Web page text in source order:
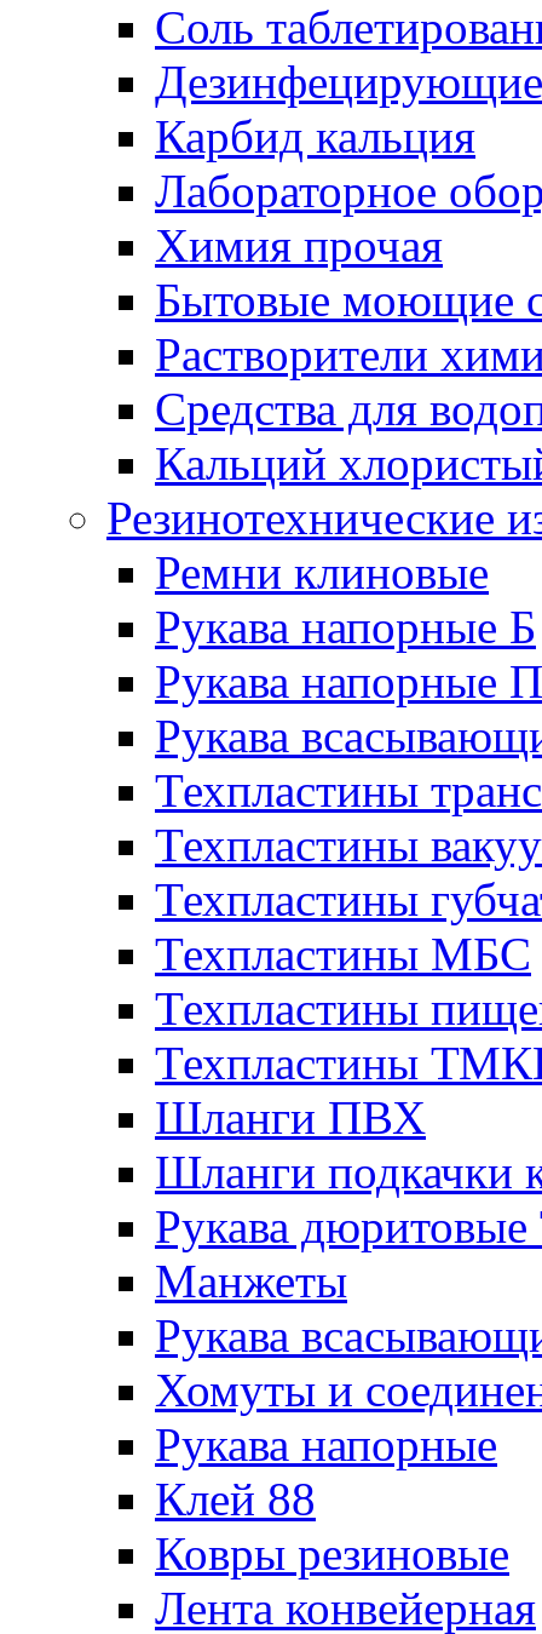
Соль
Дезинфецирующие
Карбид кальция
Лабораторное
Химия прочая
Бытовые моющие
Растворители
Средства для
Кальций
Резинотехнические
Ремни клиновые
Рукава напорные Б
Рукава напорные П
Рукава
Техпластины
Техпластины
Техпластины
Техпластины МБС
Техпластины
Техпластины
Шланги ПВХ
Шланги подкачки
Рукава
Манжеты
Рукава
Хомуты и
Рукава напорные
Клей 88
Ковры резиновые
Лента конвейерная